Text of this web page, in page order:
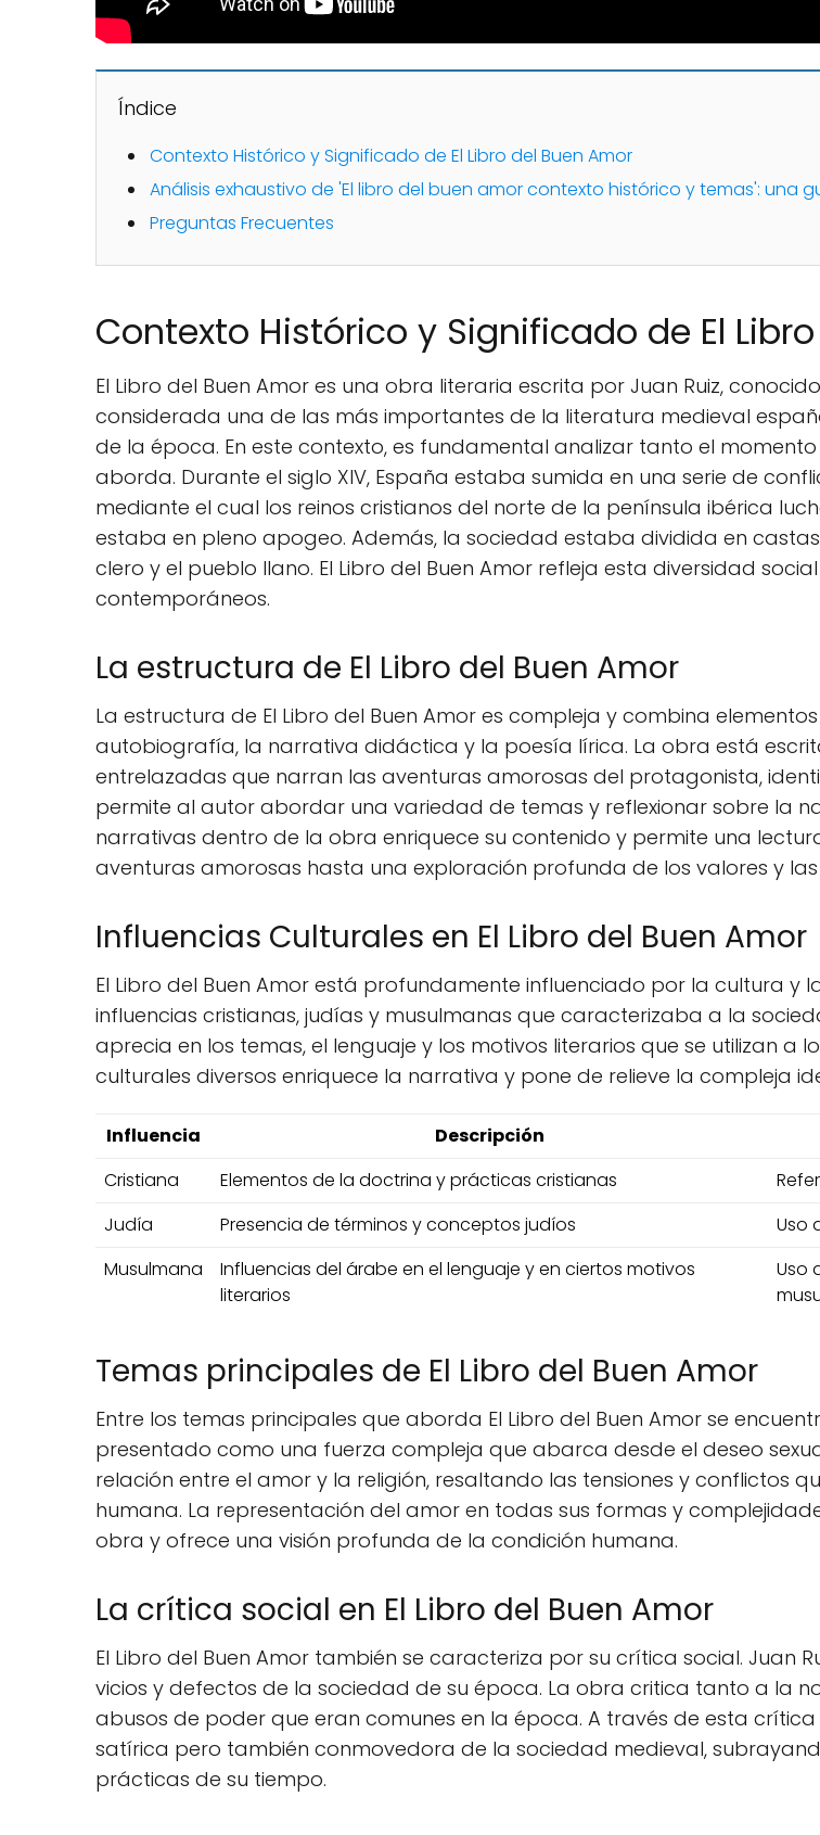
Índice
Contexto Histórico y Significado de El Libro del Buen Amor
Análisis exhaustivo de 'El libro del buen amor contexto histórico y temas':
Preguntas Frecuentes
Contexto Histórico y Significado de El
El Libro del Buen Amor es una obra literaria escrita por Juan Ruiz,
considerada una de las más importantes de la literatura medieval
de la época. En este contexto, es fundamental analizar tanto el
aborda. Durante el siglo XIV, España estaba sumida en una serie de
mediante el cual los reinos cristianos del norte de la península ibérica
estaba en pleno apogeo. Además, la sociedad estaba dividida en
clero y el pueblo llano. El Libro del Buen Amor refleja esta diversidad
contemporáneos.
La estructura de El Libro del Buen Amor
La estructura de El Libro del Buen Amor es compleja y combina
autobiografía, la narrativa didáctica y la poesía lírica. La obra está
entrelazadas que narran las aventuras amorosas del protagonista,
permite al autor abordar una variedad de temas y reflexionar sobre la
narrativas dentro de la obra enriquece su contenido y permite una
aventuras amorosas hasta una exploración profunda de los valores y
Influencias Culturales en El Libro del Buen Amor
El Libro del Buen Amor está profundamente influenciado por la cultura
influencias cristianas, judías y musulmanas que caracterizaba a la
aprecia en los temas, el lenguaje y los motivos literarios que se utilizan a
culturales diversos enriquece la narrativa y pone de relieve la compleja
Influencia Descripción
Cristiana
Elementos de la doctrina y prácticas cristianas
Judía
Presencia de términos y conceptos judíos
Uso
Musulmana
Influencias del árabe en el lenguaje y en ciertos motivos
literarios
Uso
Temas principales de El Libro del Buen Amor
Entre los temas principales que aborda El Libro del Buen Amor se
presentado como una fuerza compleja que abarca desde el deseo
relación entre el amor y la religión, resaltando las tensiones y conflictos
humana. La representación del amor en todas sus formas y
obra y ofrece una visión profunda de la condición humana.
La crítica social en El Libro del Buen Amor
El Libro del Buen Amor también se caracteriza por su crítica social. Juan
vicios y defectos de la sociedad de su época. La obra critica tanto a la
abusos de poder que eran comunes en la época. A través de esta crítica
satírica pero también conmovedora de la sociedad medieval,
prácticas de su tiempo.